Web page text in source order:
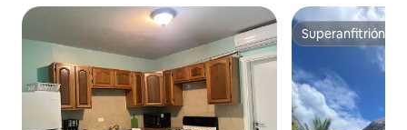
Superanfitrión
Superanfitrión